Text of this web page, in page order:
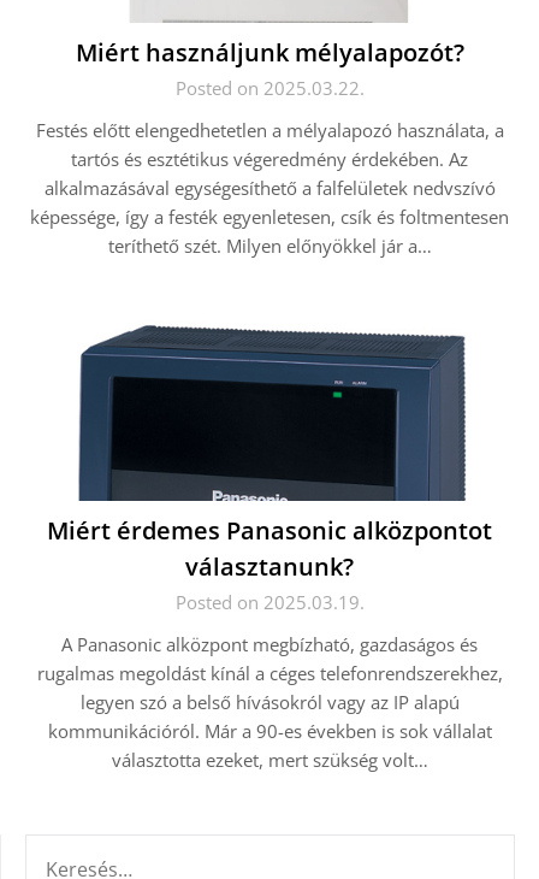
Miért használjunk mélyalapozót?
Posted on 2025.03.22.
Festés előtt elengedhetetlen a mélyalapozó használata, a
tartós és esztétikus végeredmény érdekében. Az
alkalmazásával egységesíthető a falfelületek nedvszívó
képessége, így a festék egyenletesen, csík és foltmentesen
teríthető szét. Milyen előnyökkel jár a…
Miért érdemes Panasonic alközpontot
választanunk?
Posted on 2025.03.19.
A Panasonic alközpont megbízható, gazdaságos és
rugalmas megoldást kínál a céges telefonrendszerekhez,
legyen szó a belső hívásokról vagy az IP alapú
kommunikációról. Már a 90-es években is sok vállalat
választotta ezeket, mert szükség volt…